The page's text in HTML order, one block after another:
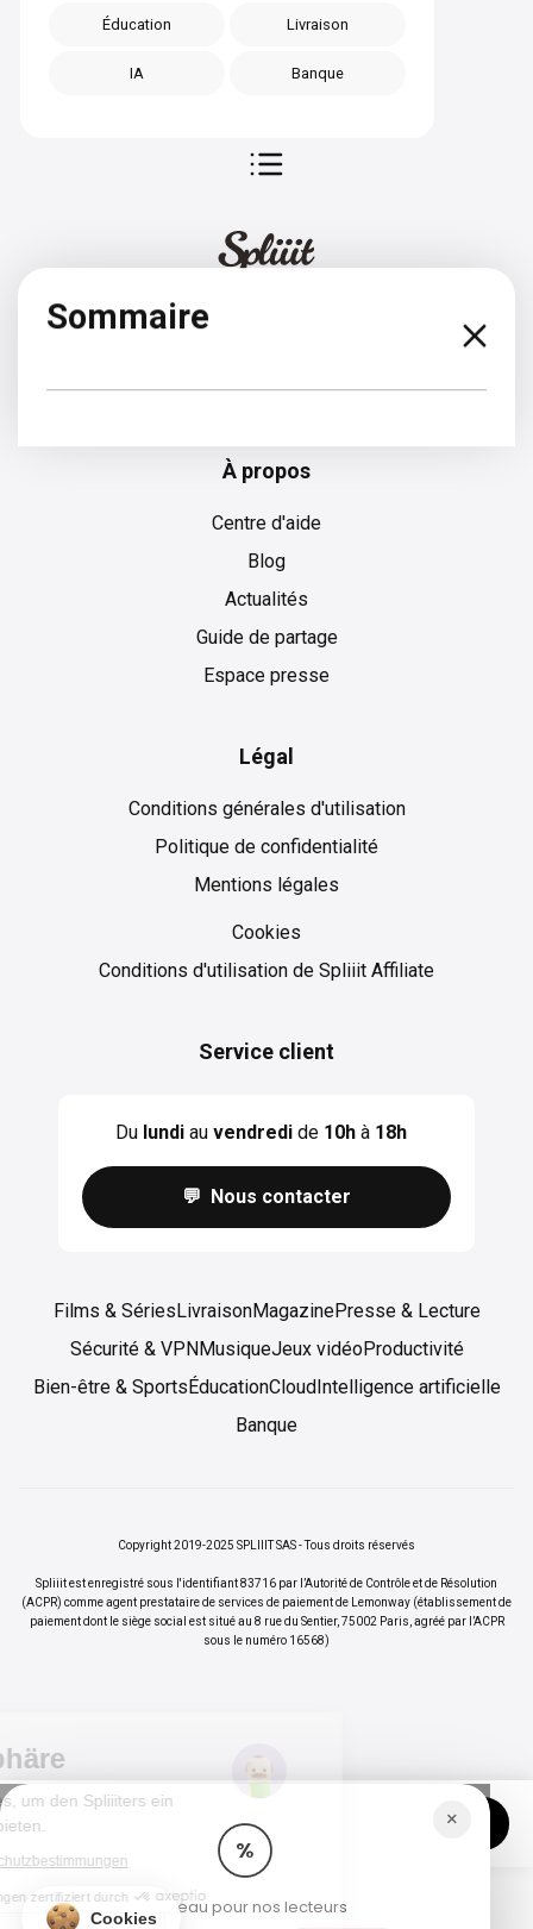
Ihre Privatsphäre
Wir verwenden Cookies, um den Spliiiters ein
besseres Erlebnis zu bieten.
Lesen Sie unsere Datenschutzbestimmungen
Einwilligungen zertifiziert durch
Cookies
Éducation Livraison
IA Banque
Sommaire
À propos
Centre d'aide
Blog
Actualités
Guide de partage
Espace presse
Légal
Conditions générales d'utilisation
Politique de confidentialité
Mentions légales
Cookies
Cookies
Conditions d'utilisation de Spliiit Affiliate
Service client
Du lundiau vendredide 10hà 18h
💬 Nous contacter
Films & Séries LivraisonMagazinePresse & Lecture
Sécurité & VPN MusiqueJeux vidéoProductivité
Bien-être & Sports ÉducationCloud Intelligence artificielle
Banque
Copyright 2019-2025 SPLIIIT SAS - Tous droits réservés
Spliiit est enregistré sous l'identifiant 83716 par l’Autorité de Contrôle et de Résolution
(ACPR) comme agent prestataire de services de paiement de Lemonway (établissement de
paiement dont le siège social est situé au 8 rue du Sentier, 75002 Paris, agréé par l’ACPR
sous le numéro 16568)
×
%
Cadeau pour nos lecteurs
Vos abonnements jusqu'à -70% Rejoindre